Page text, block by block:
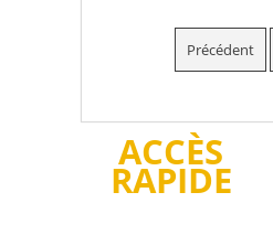
Précédent
ACCÈS
RAPIDE